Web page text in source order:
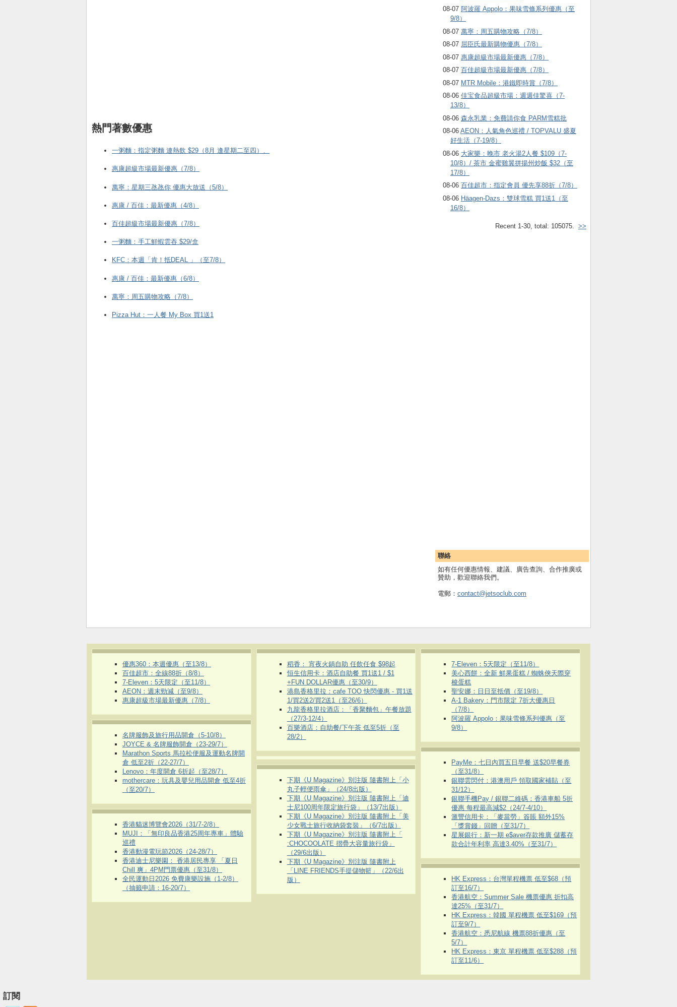
08-07 阿波羅 Appolo：果味雪條系列優惠（至
9/8）
08-07 萬寧：周五購物攻略（7/8）
08-07 屈臣氏最新購物優惠（7/8）
08-07 惠康超級市場最新優惠（7/8）
08-07 百佳超級市場最新優惠（7/8）
08-07 MTR Mobile：港鐵即時賞（7/8）
08-06 佳宝食品超級市場：週週佳驚喜（7-
13/8）
08-06 森永乳業：免費請你食 PARM雪糕批
08-06 AEON：人氣角色巡禮 / TOPVALU 盛夏
好生活（7-19/8）
08-06 大家樂：晚市 老火湯2人餐 $109（7-
10/8）/ 茶市 金蜜雞翼拼揚州炒飯 $32（至
17/8）
08-06 百佳超市：指定會員 優先享88折（7/8）
08-06 Häagen-Dazs ：雙球雪糕 買1送1（至
16/8）
Recent 1-30, total: 105075. >>
聯絡
如有任何優惠情報、建議、廣告查詢、合作推廣或
贊助，歡迎聯絡我們。
電郵： contact@jetsoclub.com
熱門著數優惠
一粥麵：指定粥麵 連熱飲 $29（8月 逢星期二至四）、
惠康超級市場最新優惠（7/8）
萬寧：星期三氹氹你 優惠大放送（5/8）
惠康 / 百佳：最新優惠（4/8）
百佳超級市場最新優惠（7/8）
一粥麵：手工鮮蝦雲吞 $29/盒
KFC ：本週「肯！抵DEAL 」（至7/8）
惠康 / 百佳：最新優惠（6/8）
萬寧：周五購物攻略（7/8）
Pizza Hut：一人餐 My Box 買1送1
優惠360：本週優惠（至13/8）
百佳超市：全線88折（8/8）
7-Eleven：5天限定（至11/8）
AEON：週末勁減（至9/8）
惠康超級市場最新優惠（7/8）
名牌服飾及旅行用品開倉（5-10/8）
JOYCE & 名牌服飾開倉（23-29/7）
Marathon Sports 馬拉松便服及運動名牌開
倉 低至2折（22-27/7）
Lenovo：年度開倉 6折起（至28/7）
mothercare：玩具及嬰兒用品開倉 低至4折
（至20/7）
香港貓迷博覽會2026（31/7-2/8）
MUJI：「無印良品香港25周年專車」體驗
巡禮
香港動漫電玩節2026（24-28/7）
香港迪士尼樂園： 香港居民專享 「夏日
Chill 爽」4PM門票優惠（至31/8）
全民運動日2026 免費康樂設施（1-2/8）
（抽籤申請：16-20/7）
稻香： 宵夜火鍋自助 任飲任食 $98起
恒生信用卡：酒店自助餐 買1送1 / $1
+FUN DOLLAR優惠（至30/9）
港島香格里拉：cafe TOO 快閃優惠 - 買1送
1/買2送2/買2送1（至26/6）
九龍香格里拉酒店：「香聚麵包」午餐放題
（27/3-12/4）
百樂酒店：自助餐/下午茶 低至5折（至
28/2）
下期《U Magazine》別注版 隨書附上「小
丸子輕便雨傘」（24/8出版）
下期《U Magazine》別注版 隨書附上「迪
士尼100周年限定旅行袋」（13/7出版）
下期《U Magazine》別注版 隨書附上「美
少女戰士旅行收納袋套裝」（6/7出版）
下期《U Magazine》別注版 隨書附上「
:CHOCOOLATE 摺疊大容量旅行袋」
（29/6出版）
下期《U Magazine》別注版 隨書附上
「LINE FRIENDS手提儲物籃」（22/6出
版）
7-Eleven：5天限定（至11/8）
美心西餅：全新 鮮果蛋糕 / 蜘蛛俠天際穿
梭蛋糕
聖安娜：日日至抵價（至19/8）
A-1 Bakery：門市限定 7折大優惠日
（7/8）
阿波羅 Appolo：果味雪條系列優惠（至
9/8）
PayMe：七日內買五日早餐 送$20早餐券
（至31/8）
銀聯雲閃付：港澳用戶 領取國家補貼（至
31/12）
銀聯手機Pay / 銀聯二維碼：香港車船 5折
優惠 每程最高減$2（24/7-4/10）
滙豐信用卡：「麥當勞」簽賬 額外15%
「獎賞錢」回贈（至31/7）
星展銀行：新一期 e$aver存款推廣 儲蓄存
款合計年利率 高達3.40%（至31/7）
HK Express：台灣單程機票 低至$68（預
訂至16/7）
香港航空：Summer Sale 機票優惠 折扣高
達25%（至31/7）
HK Express：韓國 單程機票 低至$169（預
訂至9/7）
香港航空：悉尼航線 機票88折優惠（至
5/7）
HK Express：東京 單程機票 低至$288（預
訂至11/6）
訂閱